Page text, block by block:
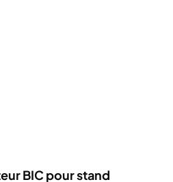
BIC pour stand